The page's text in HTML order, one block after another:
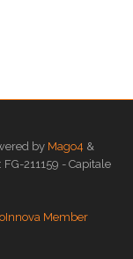
by Mago4 &
211159 - Capitale
Member